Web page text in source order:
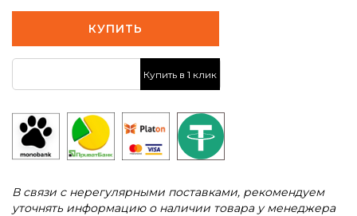
КУПИТЬ
Купить в 1 клик
В связи с нерегулярными поставками, рекомендуем
уточнять информацию о наличии товара у менеджера